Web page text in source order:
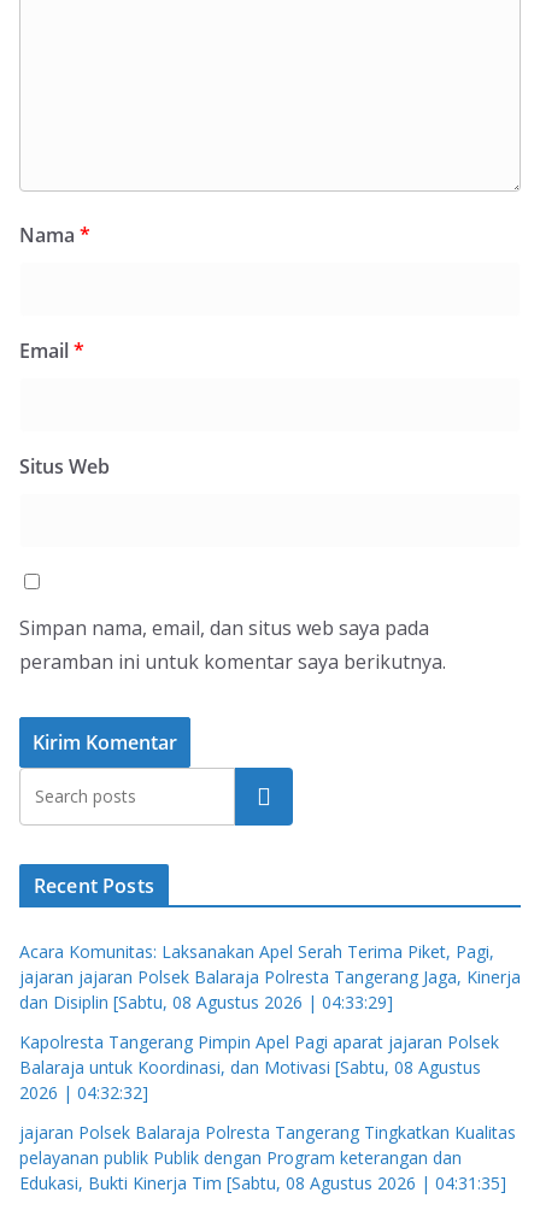
Nama *
Email*
Situs Web
Simpan nama, email, dan situs web saya pada
peramban ini untuk komentar saya berikutnya.
Cari
Recent Posts
Acara Komunitas: Laksanakan Apel Serah Terima Piket, Pagi,
jajaran jajaran Polsek Balaraja Polresta Tangerang Jaga, Kinerja
dan Disiplin [Sabtu, 08 Agustus 2026 | 04:33:29]
Kapolresta Tangerang Pimpin Apel Pagi aparat jajaran Polsek
Balaraja untuk Koordinasi, dan Motivasi [Sabtu, 08 Agustus
2026 | 04:32:32]
jajaran Polsek Balaraja Polresta Tangerang Tingkatkan Kualitas
pelayanan publik Publik dengan Program keterangan dan
Edukasi, Bukti Kinerja Tim [Sabtu, 08 Agustus 2026 | 04:31:35]